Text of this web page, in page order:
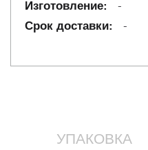
-
-
УПАКОВКА